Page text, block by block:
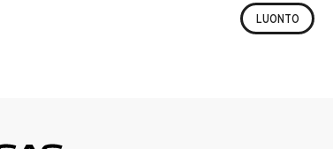
LUONTO